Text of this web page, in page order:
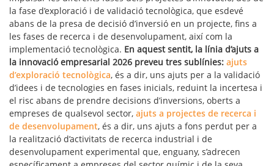
la fase d’exploració i de validació tecnològica, que esdevé
abans de la presa de decisió d’inversió en un projecte, fins a
les fases de recerca i de desenvolupament, així com la
implementació tecnològica. En aquest sentit, la línia d’ajuts a
la innovació empresarial 2026 preveu tres sublínies: ajuts
d’exploració tecnològica, és a dir, uns ajuts per a la validació
d’idees i de tecnologies en fases inicials, reduint la incertesa i
el risc abans de prendre decisions d’inversions, oberts a
empreses de qualsevol sector, ajuts a projectes de recerca i
de desenvolupament, és a dir, uns ajuts a fons perdut per a
la realització d’activitats de recerca industrial i de
desenvolupament experimental que, enguany, s’adrecen